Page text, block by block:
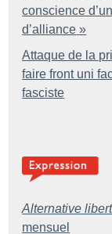
conscience
d’alliance »
Attaque de la
faire front uni
fasciste
Alternative
mensuel